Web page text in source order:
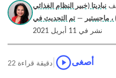
نباديتا (خبير النظام الغذائي
ماجستير —
نشر في 11 أبريل 2021
22 دقيقة قراءة أصغى